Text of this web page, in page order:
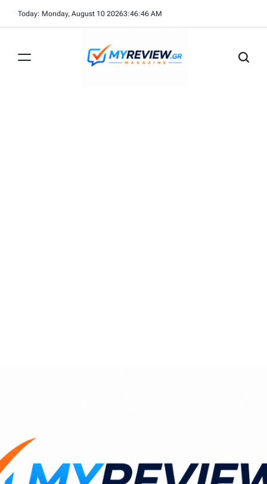
Today: Monday, August 10 20263:46:47 AM